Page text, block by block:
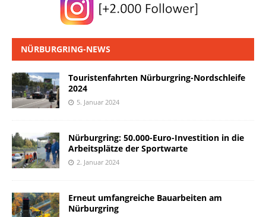
NÜRBURGRING-NEWS
Touristenfahrten Nürburgring-Nordschleife
2024
5. Januar 2024
Nürburgring: 50.000-Euro-Investition in die
Arbeitsplätze der Sportwarte
2. Januar 2024
Erneut umfangreiche Bauarbeiten am
Nürburgring